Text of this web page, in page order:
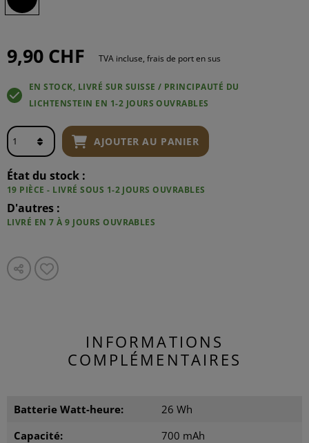
9,90 CHF TVA incluse, frais de port en sus
EN STOCK, LIVRÉ SUR SUISSE / PRINCIPAUTÉ DU
LICHTENSTEIN EN 1-2 JOURS OUVRABLES
AJOUTER AU PANIER
État du stock :
19 PIÈCE - LIVRÉ SOUS 1-2 JOURS OUVRABLES
D'autres :
LIVRÉ EN 7 À 9 JOURS OUVRABLES
INFORMATIONS
COMPLÉMENTAIRES
Batterie Watt-heure:
26 Wh
Capacité:
700 mAh